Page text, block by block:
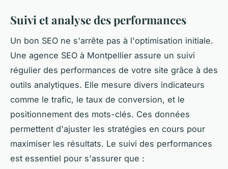
Suivi et analyse des performances
Un bon SEO ne s'arrête pas à l'optimisation initiale.
Une agence SEO à Montpellier assure un suivi
régulier des performances de votre site grâce à des
outils analytiques. Elle mesure divers indicateurs
comme le trafic, le taux de conversion, et le
positionnement des mots-clés. Ces données
permettent d'ajuster les stratégies en cours pour
maximiser les résultats. Le suivi des performances
est essentiel pour s'assurer que :